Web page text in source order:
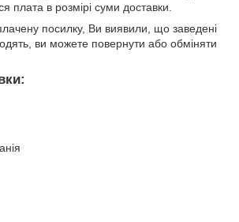
плата в розмірі суми доставки.
посилку, Ви виявили, що заведені
ви можете повернути або обміняти